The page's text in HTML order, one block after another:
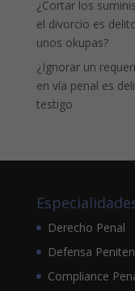
¿Cortar los
el divorcio es
unos okupas?
¿Ignorar un
en vía penal es
testigo
Derecho Penal
Defensa
Compliance